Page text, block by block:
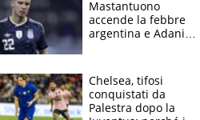
fratello calciatore
Mastantuono
accende la febbre
argentina e Adani
festa’ a Commisso
Chelsea, tifosi
conquistati da
Palestra dopo la